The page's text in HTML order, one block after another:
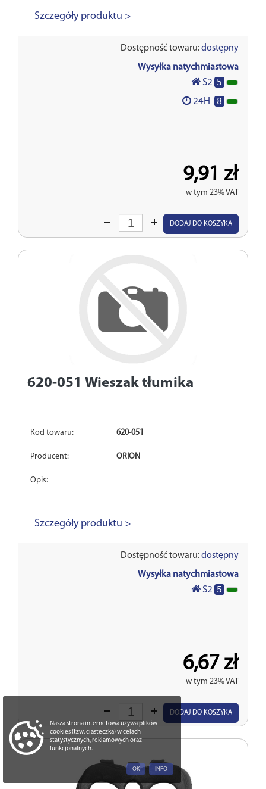
Szczegóły produktu >
Dostępność towaru:dostępny
Wysyłka natychmiastowa
S2 5
24H 8
9,91 zł
w tym 23% VAT
Wprowadź
DODAJ DO KOSZYKA
620-051 Wieszak tłumika
Kod towaru: 620-051
Producent: ORION
Opis:
Szczegóły produktu >
Dostępność towaru:dostępny
Wysyłka natychmiastowa
S2 5
6,67 zł
w tym 23% VAT
Wprowadź
ilość
DODAJ DO KOSZYKA
Nasza strona internetowa używa plików
cookies (tzw. ciasteczka) w celach
statystycznych, reklamowych oraz
funkcjonalnych.
INFO
OK